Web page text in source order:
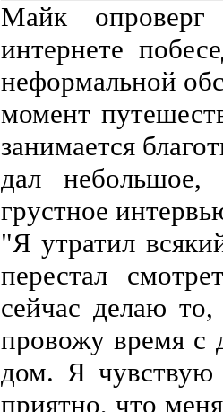
Майк опроверг
интернете
неформальной
момент
занимается
дал небольшое,
грустное
"Я утратил
перестал
сейчас делаю
провожу время с
дом. Я
приятно, что